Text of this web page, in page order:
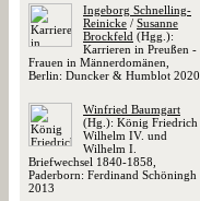
Ingeborg Schnelling-
Reinicke / Susanne
Brockfeld (Hgg.):
Karrieren in Preußen -
Frauen in Männerdomänen,
Berlin: Duncker & Humblot 2020
Winfried Baumgart
(Hg.): König Friedrich
Wilhelm IV. und
Wilhelm I.
Briefwechsel 1840-1858,
Paderborn: Ferdinand Schöningh
2013